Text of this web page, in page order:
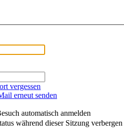
vergessen
erneut senden
automatisch anmelden
während dieser Sitzung verbergen